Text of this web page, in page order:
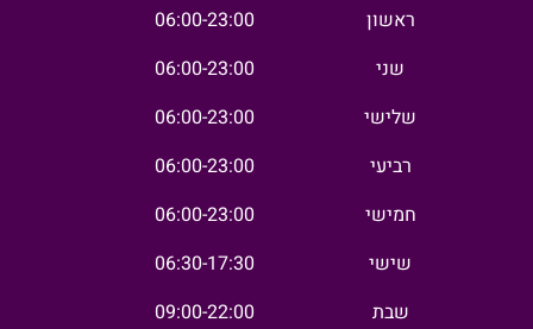
ראשון
שני
שלישי
רביעי
חמישי
שישי
שבת
06:00-23:00
06:00-23:00
06:00-23:00
06:00-23:00
06:00-23:00
06:30-17:30
09:00-22:00